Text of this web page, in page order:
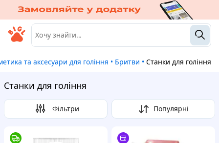
та аксесуари для гоління • Бритви • Станки для гоління
Станки для гоління
Фільтри Популярні